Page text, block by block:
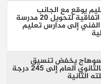
يوقع مع الجانب
الياباني اتفاقية لتحويل 20 مدرسة
الفني إلى مدارس تعليم
يخفض تنسيق
القبول بالثانوي العام إلى 245 درجة
الثانية